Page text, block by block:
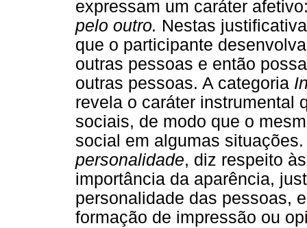
expressam um caráter
pelo outro. Nestas
que o participante
outras pessoas e então
outras pessoas. A categoria
revela o caráter instrumental
sociais, de modo que o
social em algumas
personalidade, diz respeito
importância da aparência,
personalidade das pessoas,
formação de impressão ou